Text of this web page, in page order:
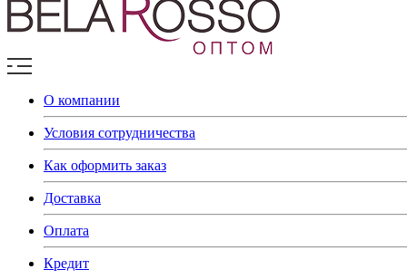
О компании
Условия сотрудничества
Как оформить заказ
Доставка
Оплата
Кредит